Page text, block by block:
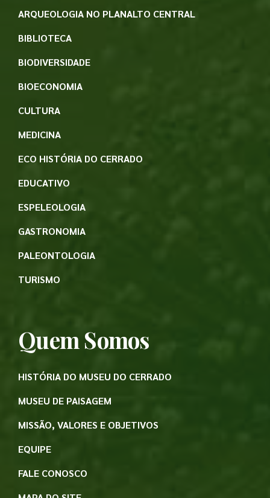
ARQUEOLOGIA NO PLANALTO CENTRAL
BIBLIOTECA
BIODIVERSIDADE
BIOECONOMIA
CULTURA
MEDICINA
ECO HISTÓRIA DO CERRADO
EDUCATIVO
ESPELEOLOGIA
GASTRONOMIA
PALEONTOLOGIA
TURISMO
Quem Somos
HISTÓRIA DO MUSEU DO CERRADO
MUSEU DE PAISAGEM
MISSÃO, VALORES E OBJETIVOS
EQUIPE
FALE CONOSCO